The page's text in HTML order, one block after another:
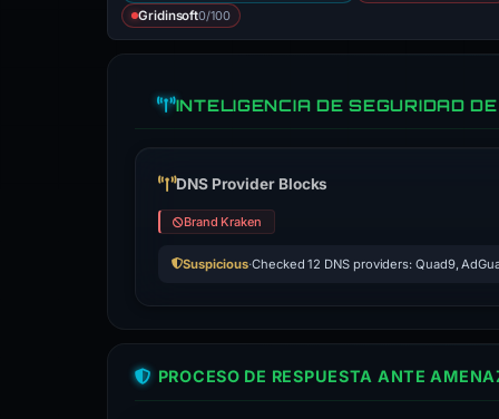
Gridinsoft0/100
INTELIGENCIA DE SEGURIDAD
DNS Provider Blocks
Brand Kraken
Suspicious·Checked 12 DNS providers: Quad9,
PROCESO DE RESPUESTA ANTE